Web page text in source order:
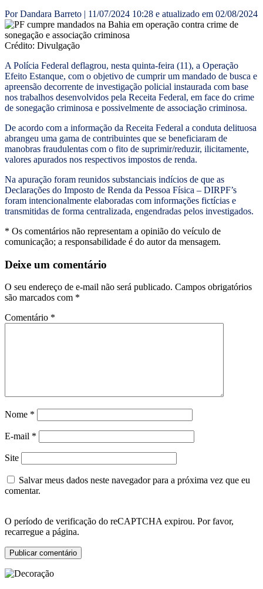
Por Dandara Barreto | 11/07/2024 10:28 e atualizado em 02/08/2024
Crédito: Divulgação
A Polícia Federal deflagrou, nesta quinta-feira (11), a Operação
Efeito Estanque, com o objetivo de cumprir um mandado de busca e
apreensão decorrente de investigação policial instaurada com base
nos trabalhos desenvolvidos pela Receita Federal, em face do crime
de sonegação criminosa e possivelmente de associação criminosa.
De acordo com a informação da Receita Federal a conduta delituosa
abrangeu uma gama de contribuintes que se beneficiaram de
manobras fraudulentas com o fito de suprimir/reduzir, ilicitamente,
valores apurados nos respectivos impostos de renda.
Na apuração foram reunidos substanciais indícios de que as
Declarações do Imposto de Renda da Pessoa Física – DIRPF’s
foram intencionalmente elaboradas com informações fictícias e
transmitidas de forma centralizada, engendradas pelos investigados.
* Os comentários não representam a opinião do veículo de
comunicação; a responsabilidade é do autor da mensagem.
Deixe um comentário
O seu endereço de e-mail não será publicado. Campos obrigatórios
são marcados com *
Comentário *
Nome *
E-mail *
Site
Salvar meus dados neste navegador para a próxima vez que eu
comentar.
O período de verificação do reCAPTCHA expirou. Por favor,
recarregue a página.